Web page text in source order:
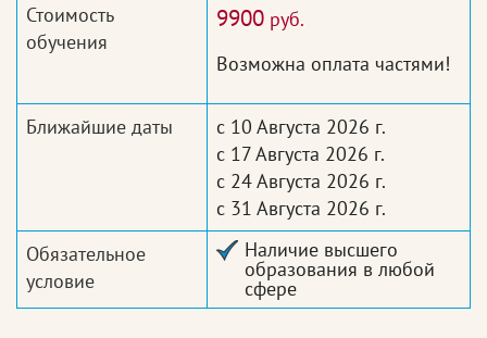
Стоимость
обучения
9900 руб.
Возможна оплата частями!
Ближайшие даты
с 10 Августа 2026 г.
с 17 Августа 2026 г.
с 24 Августа 2026 г.
с 31 Августа 2026 г.
Обязательное
условие
Наличие высшего
образования в любой
сфере